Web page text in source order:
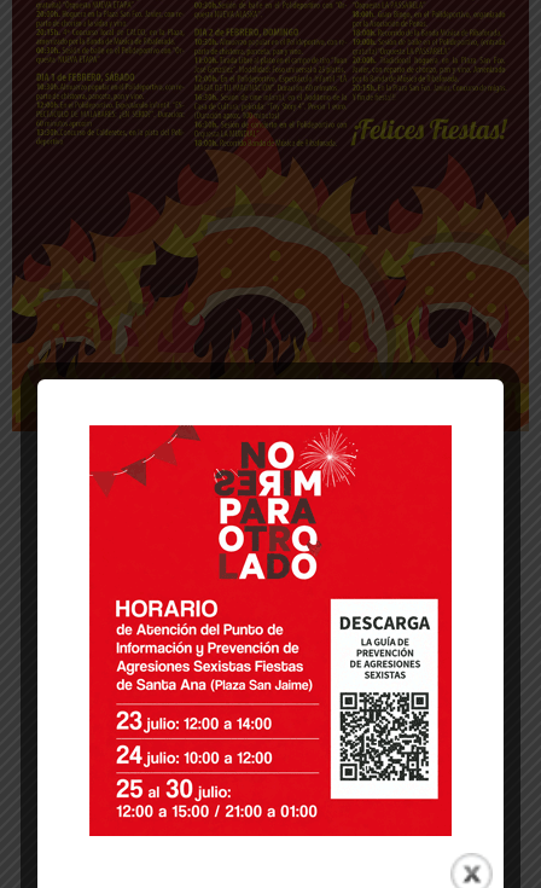
-- Publicidad --